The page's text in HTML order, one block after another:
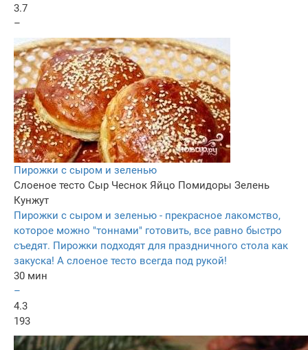
3.7
–
Пирожки с сыром и зеленью
Слоеное тесто Сыр Чеснок Яйцо Помидоры Зелень
Кунжут
Пирожки с сыром и зеленью - прекрасное лакомство,
которое можно "тоннами" готовить, все равно быстро
съедят. Пирожки подходят для праздничного стола как
закуска! А слоеное тесто всегда под рукой!
30 мин
–
4.3
193